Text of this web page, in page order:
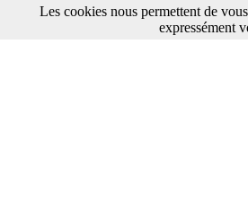
Les cookies nous permettent de
expressément